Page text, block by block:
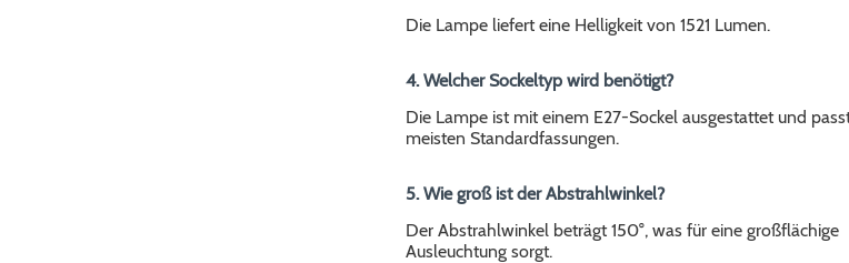
Die Lampe liefert eine Helligkeit von 1521 Lumen.
4. Welcher Sockeltyp wird benötigt?
Die Lampe ist mit einem E27-Sockel ausgestattet und
meisten Standardfassungen.
5. Wie groß ist der Abstrahlwinkel?
Der Abstrahlwinkel beträgt 150°, was für eine großflächige
Ausleuchtung sorgt.